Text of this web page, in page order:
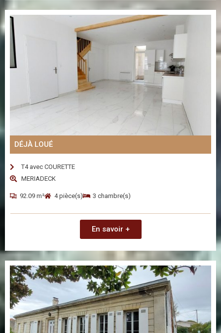
DÉJÀ LOUÉ
T4 avec COURETTE
MERIADECK
92.09 m² 4 pièce(s) 3 chambre(s)
En savoir +